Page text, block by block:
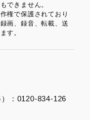
できません。
権で保護されており
画、録音、転載、送
す。
：0120-834-126